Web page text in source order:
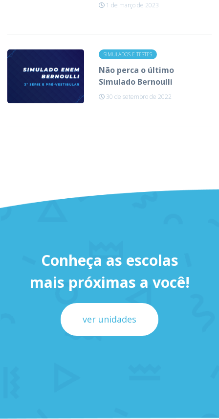
1 de março de 2023
SIMULADOS E TESTES
Não perca o último
Simulado Bernoulli
30 de setembro de 2022
Conheça as escolas
mais próximas a você!
ver unidades